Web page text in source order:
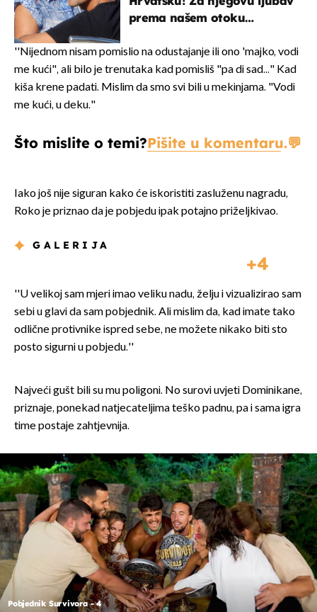
prema našem otoku
Hrvat
''Nijednom nisam pomislio na odustajanje ili ono 'majko, vodi
me kući", ali bilo je trenutaka kad pomisliš "pa di sad..." Kad
kiša krene padati. Mislim da smo svi bili u mekinjama. "Vodi
me kući, u deku."
Što mislite o temi?Pišite u komentaru.
Iako još nije siguran kako će iskoristiti zasluženu nagradu,
Roko je priznao da je pobjedu ipak potajno priželjkivao.
GALERIJA
4
''U velikoj sam mjeri imao veliku nadu, želju i vizualizirao sam
sebi u glavi da sam pobjednik. Ali mislim da, kad imate tako
odlične protivnike ispred sebe, ne možete nikako biti sto
posto sigurni u pobjedu.''
Najveći gušt bili su mu poligoni. No surovi uvjeti Dominikane,
priznaje, ponekad natjecateljima teško padnu, pa i sama igra
time postaje zahtjevnija.
Pobjednik Survivora - 4